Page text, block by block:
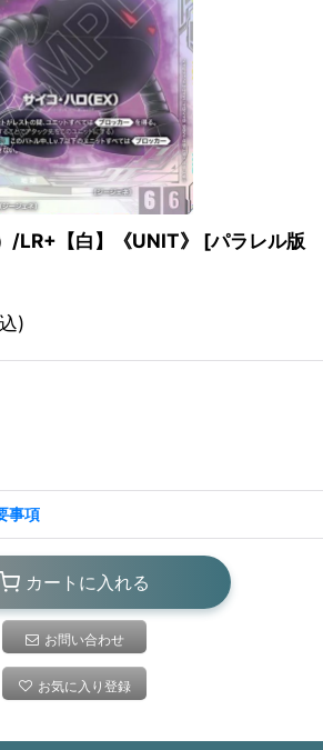
/LR+【白】《UNIT》 [パラレル版
)
事項
カートに入れる
お問い合わせ
お気に入り登録